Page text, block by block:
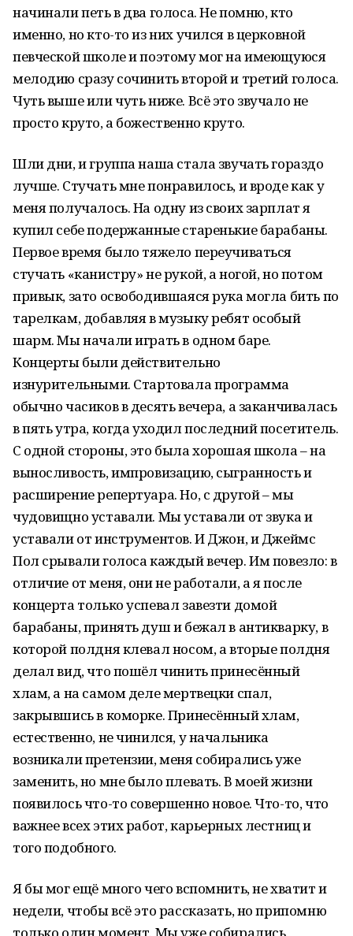
начинали петь в два голоса. Не помню, кто
именно, но кто-то из них учился в церковной
певческой школе и поэтому мог на имеющуюся
мелодию сразу сочинить второй и третий голоса.
Чуть выше или чуть ниже. Всё это звучало не
просто круто, а божественно круто.
Шли дни, и группа наша стала звучать гораздо
лучше. Стучать мне понравилось, и вроде как у
меня получалось. На одну из своих зарплат я
купил себе подержанные старенькие барабаны.
Первое время было тяжело переучиваться
стучать «канистру» не рукой, а ногой, но потом
привык, зато освободившаяся рука могла бить по
тарелкам, добавляя в музыку ребят особый
шарм. Мы начали играть в одном баре.
Концерты были действительно
изнурительными. Стартовала программа
обычно часиков в десять вечера, а заканчивалась
в пять утра, когда уходил последний посетитель.
С одной стороны, это была хорошая школа – на
выносливость, импровизацию, сыгранность и
расширение репертуара. Но, с другой – мы
чудовищно уставали. Мы уставали от звука и
уставали от инструментов. И Джон, и Джеймс
Пол срывали голоса каждый вечер. Им повезло: в
отличие от меня, они не работали, а я после
концерта только успевал завезти домой
барабаны, принять душ и бежал в антикварку, в
которой полдня клевал носом, а вторые полдня
делал вид, что пошёл чинить принесённый
хлам, а на самом деле мертвецки спал,
закрывшись в коморке. Принесённый хлам,
естественно, не чинился, у начальника
возникали претензии, меня собирались уже
заменить, но мне было плевать. В моей жизни
появилось что-то совершенно новое. Что-то, что
важнее всех этих работ, карьерных лестниц и
того подобного.
Я бы мог ещё много чего вспомнить, не хватит и
недели, чтобы всё это рассказать, но припомню